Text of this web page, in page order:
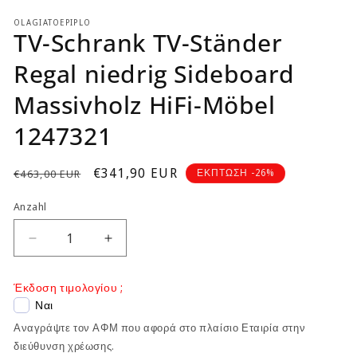
OLAGIATOEPIPLO
TV-Schrank TV-Ständer
Regal niedrig Sideboard
Massivholz HiFi-Möbel
1247321
Normaler
€463,00 EUR Verkaufspreis
€341,90 EUR ΕΚΠΤΩΣΗ -26%
Anzahl
Verringere
die
für
TV-
Schrank
TV-
Erhöhe
die
für
Schrank
TV-
Έκδοση τιμολογίου ;
Ναι
Αναγράψτε τον ΑΦΜ που αφορά στο πλαίσιο Εταιρία στην
διεύθυνση χρέωσης.